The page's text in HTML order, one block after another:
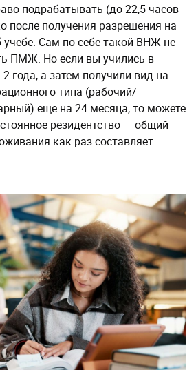
подрабатывать (до 22,5 часов
после получения разрешения на
учебе. Сам по себе такой ВНЖ не
ПМЖ. Но если вы учились в
года, а затем получили вид на
типа (рабочий/
еще на 24 месяца, то можете
резидентство — общий
как раз составляет